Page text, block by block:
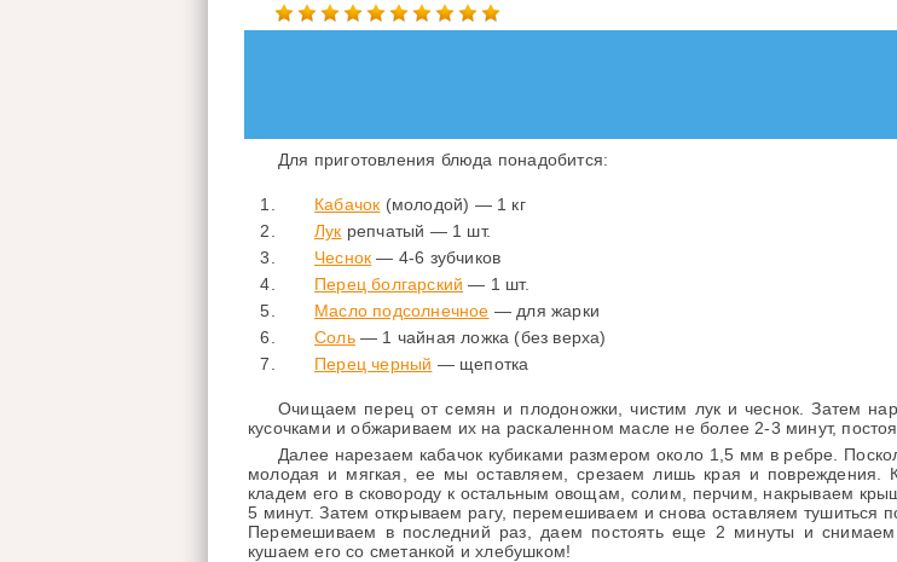
Для приготовления блюда понадобится:
Кабачок (молодой) — 1 кг
Лук репчатый — 1 шт.
Чеснок — 4-6 зубчиков
Перец болгарский — 1 шт.
Масло подсолнечное — для жарки
Соль— 1 чайная ложка (без верха)
Перец черный — щепотка
Очищаем перец от семян и плодоножки, чистим лук и чеснок. Затем
кусочками и обжариваем их на раскаленном масле не более 2-3 минут,
Далее нарезаем кабачок кубиками размером около 1,5 мм в ребре.
молодая и мягкая, ее мы оставляем, срезаем лишь края и повреждения.
кладем его в сковороду к остальным овощам, солим, перчим, накрываем
5 минут. Затем открываем рагу, перемешиваем и снова оставляем тушиться
Перемешиваем в последний раз, даем постоять еще 2 минуты и снимаем
кушаем его со сметанкой и хлебушком!